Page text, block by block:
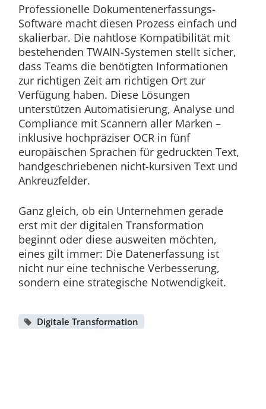
Professionelle Dokumentenerfassungs-
Software macht diesen Prozess einfach und
skalierbar. Die nahtlose Kompatibilität mit
bestehenden TWAIN-Systemen stellt sicher,
dass Teams die benötigten Informationen
zur richtigen Zeit am richtigen Ort zur
Verfügung haben. Diese Lösungen
unterstützen Automatisierung, Analyse und
Compliance mit Scannern aller Marken –
inklusive hochpräziser OCR in fünf
europäischen Sprachen für gedruckten Text,
handgeschriebenen nicht-kursiven Text und
Ankreuzfelder.
Ganz gleich, ob ein Unternehmen gerade
erst mit der digitalen Transformation
beginnt oder diese ausweiten möchten,
eines gilt immer: Die Datenerfassung ist
nicht nur eine technische Verbesserung,
sondern eine strategische Notwendigkeit.
Digitale Transformation